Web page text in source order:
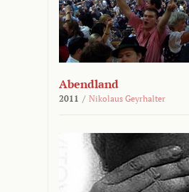
Abendland
2011 / Nikolaus Geyrhalter